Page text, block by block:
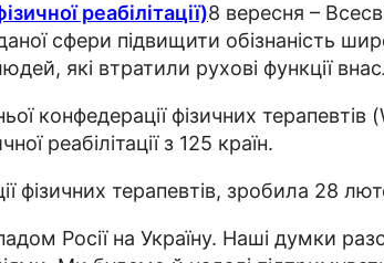
8 вересня –
сфери підвищити обізнаність
які втратили рухові функції
конфедерації фізичних
реабілітації з 125 країн.
фізичних терапевтів, зробила 28
Росії на Україну. Наші думки